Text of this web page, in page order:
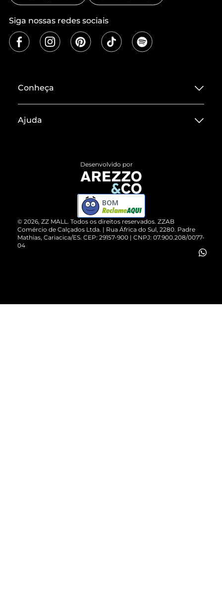
Siga nossas redes sociais
Conheça
Termos de Uso
ZZ MALL é confiável
Cartão Presente
Vendas Corporativas
Ajuda
Devolução do Produto
Compre pelo WhatsApp
© 2026, ZZ MALL. Todos os direitos reservados. ZZAB
Comércio de Calçados Ltda. | Rua África do Sul, 2280. Padre
Mathias, Cariacica/ES. CEP: 29157-900 | CNPJ: 07.900.208/0077-
04
Desenvolvido por
BOM